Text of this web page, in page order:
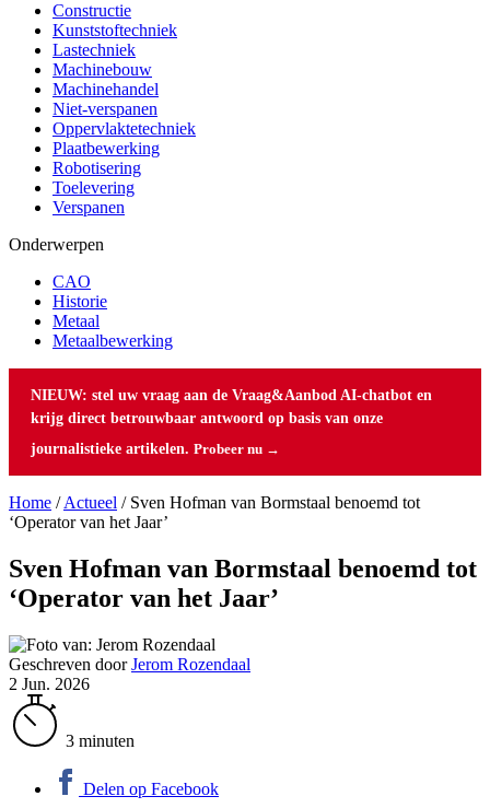
Constructie
Kunststoftechniek
Lastechniek
Machinebouw
Machinehandel
Niet-verspanen
Oppervlaktetechniek
Plaatbewerking
Robotisering
Toelevering
Verspanen
Onderwerpen
CAO
Historie
Metaal
Metaalbewerking
NIEUW: stel uw vraag aan de Vraag&Aanbod AI-chatbot en
krijg direct betrouwbaar antwoord op basis van onze
journalistieke artikelen. Probeer nu →
Home /Actueel / Sven Hofman van Bormstaal benoemd tot
‘Operator van het Jaar’
Sven Hofman van Bormstaal benoemd tot
‘Operator van het Jaar’
Geschreven doorJerom Rozendaal
2 Jun. 2026
3 minuten
Delen op Facebook